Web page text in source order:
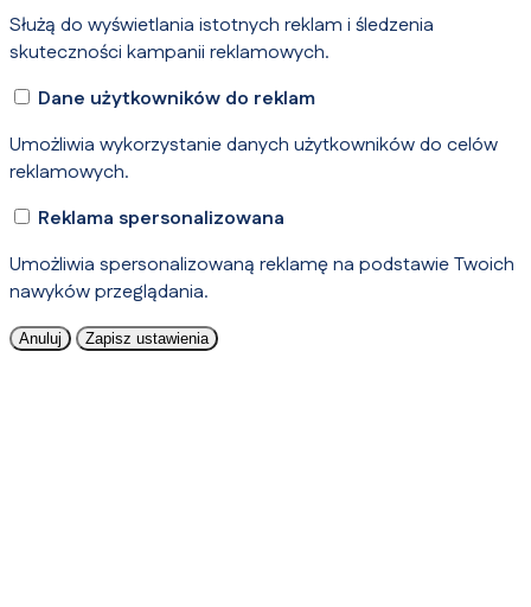
Służą do wyświetlania istotnych reklam i śledzenia
skuteczności kampanii reklamowych.
Dane użytkowników do reklam
Umożliwia wykorzystanie danych użytkowników do celów
reklamowych.
Reklama spersonalizowana
Umożliwia spersonalizowaną reklamę na podstawie Twoich
nawyków przeglądania.
Anuluj Zapisz ustawienia